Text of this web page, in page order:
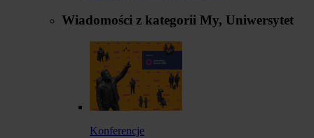
Wiadomości z kategorii My, Uniwersytet
Konferencje